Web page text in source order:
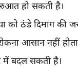
हो सकती है।
को ठंडे दिमाग की
आसान नहीं
में बदल सकती है।